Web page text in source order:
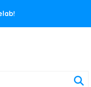
mãi đang chờ đợi